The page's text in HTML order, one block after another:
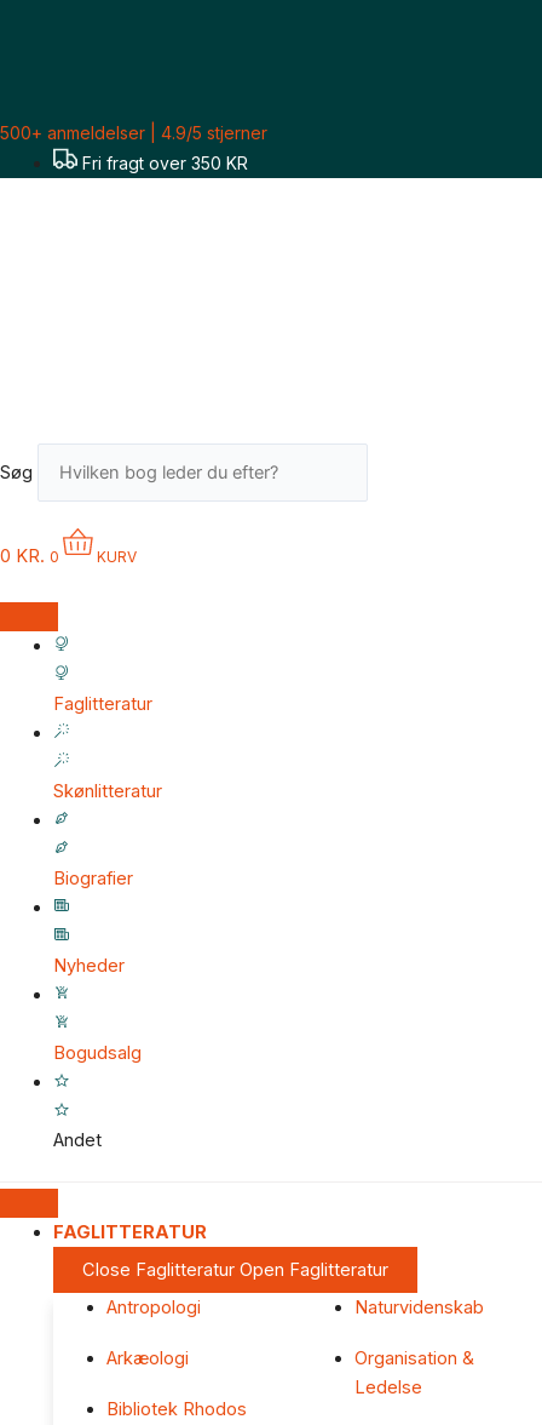
500+ anmeldelser | 4.9/5 stjerner
Fri fragt over 350 KR
Søg
0 KR. 0 KURV
Faglitteratur
Skønlitteratur
Biografier
Nyheder
Bogudsalg
Andet
FAGLITTERATUR
Close Faglitteratur Open Faglitteratur
Antropologi
Arkæologi
Bibliotek Rhodos
Naturvidenskab
Organisation &
Ledelse